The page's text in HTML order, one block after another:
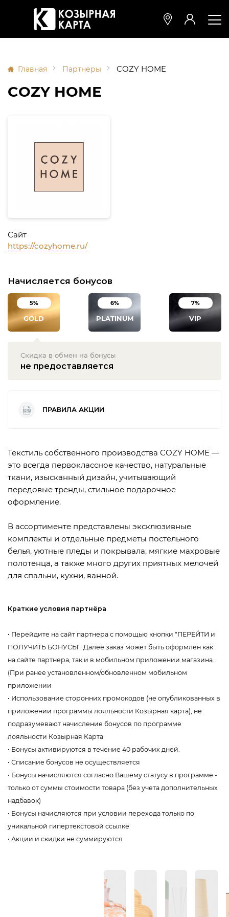
Главная Партнеры COZY HOME
COZY HOME
Сайт
https://cozyhome.ru/
Начисляется бонусов
5%
GOLD
6%
PLATINUM
7%
VIP
Скидка в обмен на бонусы
не предоставляется
ПРАВИЛА АКЦИИ
Текстиль собственного производства COZY HOME —
это всегда первоклассное качество, натуральные
ткани, изысканный дизайн, учитывающий
передовые тренды, стильное подарочное
оформление.
В ассортименте представлены эксклюзивные
комплекты и отдельные предметы постельного
белья, уютные пледы и покрывала, мягкие махровые
полотенца, а также много других приятных мелочей
для спальни, кухни, ванной.
Краткие условия партнёра
• Перейдите на сайт партнера с помощью кнопки "ПЕРЕЙТИ и
ПОЛУЧИТЬ БОНУСЫ". Далее заказ может быть оформлен как
на сайте партнера, так и в мобильном приложении магазина.
(При ранее установленном/обновленном мобильном
приложении
• Использование сторонних промокодов (не опубликованных в
приложении программы лояльности Козырная карта), не
подразумевают начисление бонусов по программе
лояльности Козырная Карта
• Бонусы активируются в течение 40 рабочих дней.
• Списание бонусов не осуществляется
• Бонусы начисляются согласно Вашему статусу в программе -
только от суммы стоимости товара (без учета дополнительных
надбавок)
• Бонусы начисляются при условии перехода только по
уникальной гипертекстовой ссылке
• Акции и скидки не суммируются